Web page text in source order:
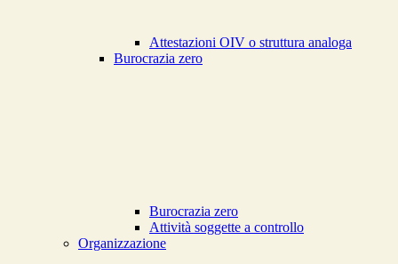
Attestazioni OIV o struttura analoga
Burocrazia zero
Burocrazia zero
Attività soggette a controllo
Organizzazione